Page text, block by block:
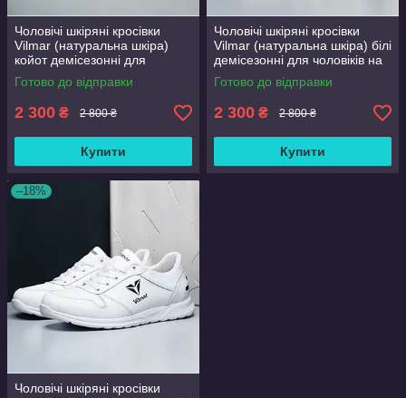
Чоловічі шкіряні кросівки
Vilmar (натуральна шкіра)
койот демісезонні для
чоловіків на весну осінь,
розмір 39 40 41 42 43 44 45
Готово до відправки
2 300 ₴ 2 800 ₴
Купити
Чоловічі шкіряні кросівки
Vilmar (натуральна шкіра) білі
демісезонні для чоловіків на
весну осінь, розмір 39 40 41
42 43 44 45 46
Готово до відправки
2 300 ₴ 2 800 ₴
Купити
–18%
Чоловічі шкіряні кросівки